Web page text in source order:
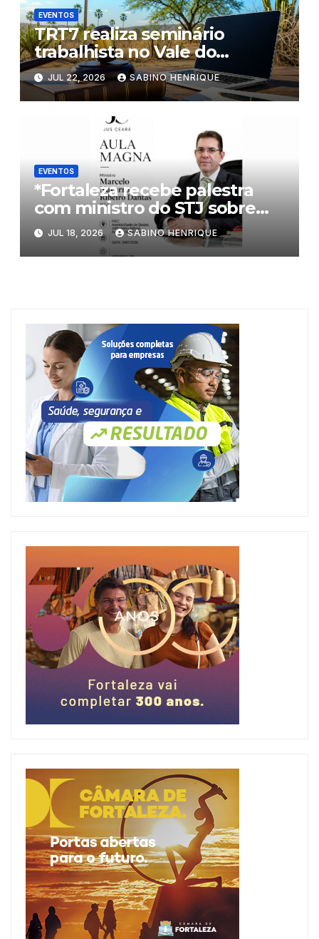
EVENTOS
TRT7 realiza seminário
trabalhista no Vale do
Jaguaribe
JUL 22, 2026 SABINO HENRIQUE
EVENTOS
*Fortaleza recebe palestra
com ministro do STJ sobre
inteligência artificial e
processo penal*
JUL 18, 2026 SABINO HENRIQUE